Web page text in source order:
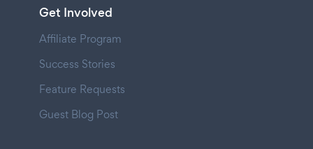
Get Involved
Affiliate Program
Success Stories
Feature Requests
Guest Blog Post